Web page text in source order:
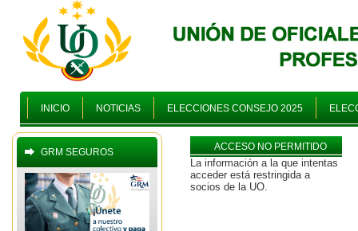
INICIO NOTICIAS ELECCIONES CONSEJO 2025
GRM SEGUROS ACCESO NO PERMITIDO
La información a la que intentas
acceder está restringida a
socios de la UO.